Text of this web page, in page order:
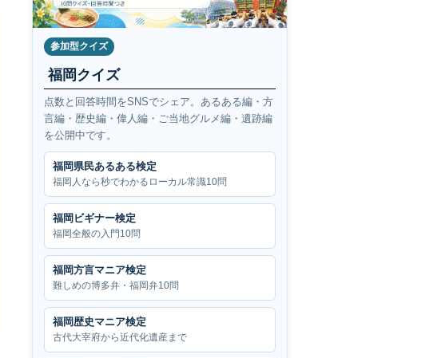
参加型クイズ
福岡クイズ
点数と回答時間をSNSでシェア。あるある編・方
言編・歴史編・偉人編・ご当地グルメ編・遺跡編
を公開中です。
福岡県民あるある検定
福岡人なら秒でわかるローカル常識10問
福岡ビギナー検定
福岡全般の入門10問
福岡方言マニア検定
難しめの博多弁・福岡弁10問
福岡歴史マニア検定
古代大宰府から近代化遺産まで